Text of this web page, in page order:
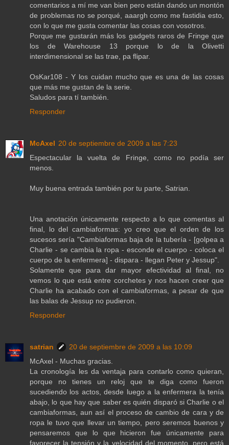
comentarios a mí me van bien pero están dando un montón
de problemas no se porqué, aaargh como me fastidia esto,
con lo que me gusta comentar las cosas con vosotros.
Porque me gustarán más los gadgets raros de Fringe que
los de Warehouse 13 porque lo de la Olivetti
interdimensional se las trae, pa flipar.
OsKar108 - Y los cuidan mucho que es una de las cosas
que más me gustan de la serie.
Saludos para tí también.
Responder
McAxel 20 de septiembre de 2009 a las 7:23
Espectacular la vuelta de Fringe, como no podía ser
menos.
Muy buena entrada también por tu parte, Satrian.
Una anotación únicamente respecto a lo que comentas al
final, lo del cambiaformas: yo creo que el orden de los
sucesos sería "Cambiaformas baja de la tubería - [golpea a
Charlie - se cambia la ropa - esconde el cuerpo - coloca el
cuerpo de la enfermera] - dispara - llegan Peter y Jessup".
Solamente que para dar mayor efectividad al final, no
vemos lo que está entre corchetes y nos hacen creer que
Charlie ha acabado con el cambiaformas, a pesar de que
las balas de Jessup no pudieron.
Responder
satrian
20 de septiembre de 2009 a las 10:09
McAxel - Muchas gracias.
La cronología les da ventaja para contarlo como quieran,
porque no tienes un reloj que te diga como fueron
sucediendo los actos, desde luego a la enfermera la tenía
abajo, lo que hay que saber es quién disparó si Charlie o el
cambiaformas, aun así el proceso de cambio de cara y de
ropa le tuvo que llevar un tiempo, pero seremos buenos y
pensaremos que lo que hicieron fue únicamente para
favorecer la tensión y la velocidad del momento, pero está